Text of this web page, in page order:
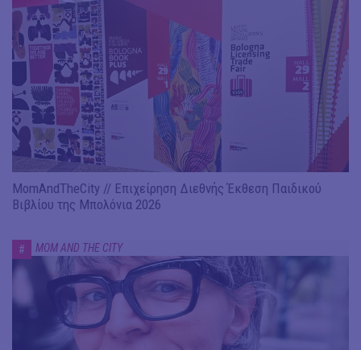
MomAndTheCity // Επιχείρηση Διεθνής Έκθεση Παιδικού
Βιβλίου της Μπολόνια 2026
# MOM AND THE CITY